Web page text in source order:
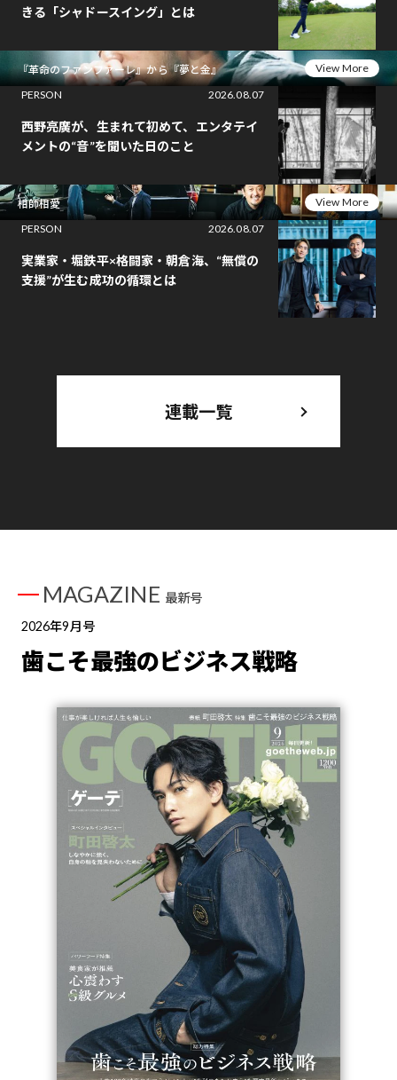
きる「シャドースイング」とは
『革命のファンファーレ』から『夢と金』
View More
PERSON
2026.08.07
西野亮廣が、生まれて初めて、エンタテイ
メントの“音”を聞いた日のこと
相師相愛
View More
PERSON
2026.08.07
実業家・堀鉄平×格闘家・朝倉海、“無償の
支援”が生む成功の循環とは
連載一覧
MAGAZINE 最新号
2026年9月号
歯こそ最強のビジネス戦略